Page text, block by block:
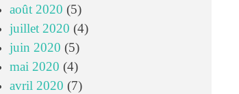
août 2020 (5)
juillet 2020 (4)
juin 2020 (5)
mai 2020 (4)
avril 2020 (7)